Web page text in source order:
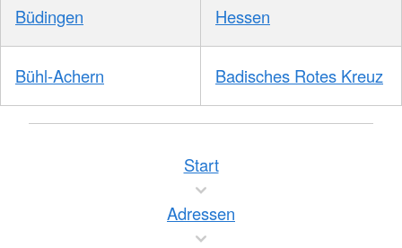
Büdingen Hessen
Bühl-Achern Badisches Rotes Kreuz
Start
Adressen